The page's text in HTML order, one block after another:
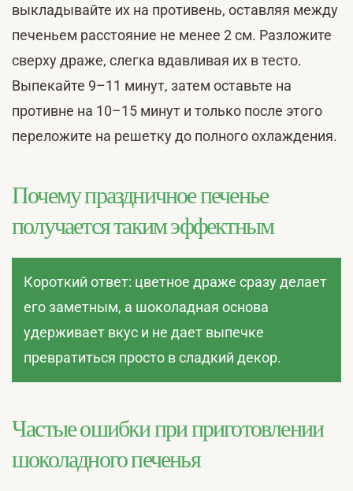
выкладывайте их на противень, оставляя между
печеньем расстояние не менее 2 см. Разложите
сверху драже, слегка вдавливая их в тесто.
Выпекайте 9–11 минут, затем оставьте на
противне на 10–15 минут и только после этого
переложите на решетку до полного охлаждения.
Почему праздничное печенье
получается таким эффектным
Короткий ответ: цветное драже сразу делает
его заметным, а шоколадная основа
удерживает вкус и не дает выпечке
превратиться просто в сладкий декор.
Частые ошибки при приготовлении
шоколадного печенья